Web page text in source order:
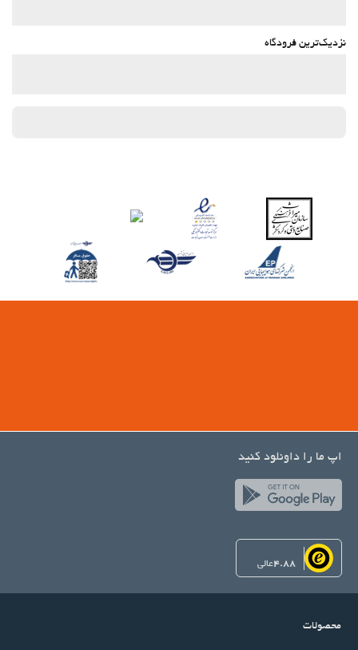
نزدیک‌ترین فرودگاه
اپ ما را داونلود کنید
4.88عالی
محصولات